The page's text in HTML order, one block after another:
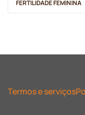
FERTILIDADE FEMININA
Termos e serviços